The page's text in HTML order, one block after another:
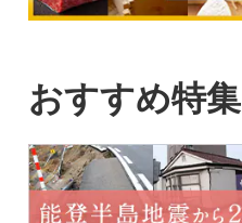
おすすめ特集